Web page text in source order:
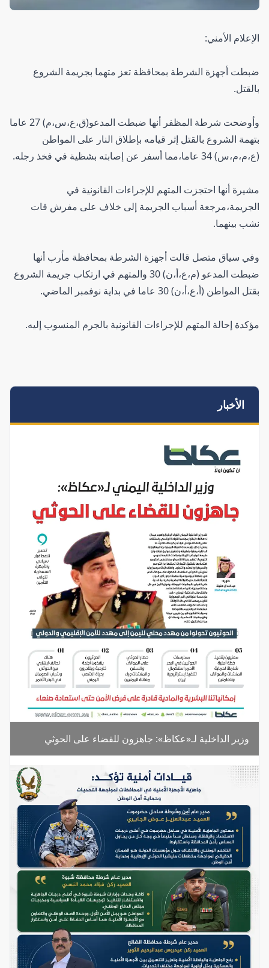
الإعلام الأمني:
ضبطت أجهزة الشرطة بمحافظة تعز متهما بجريمة الشروع
بالقتل.
وأوضحت شرطة المظفر أنها ضبطت المدعو(ق،ع،س،م) 27 عاما
بتهمة الشروع بالقتل إثر قيامه بإطلاق النار على المواطن
(ع،م،م،س) 34 عاما،مما أسفر عن إصابته بشظية في فخذ رجله.
مشيرة أنها احتجزت المتهم للإجراءات القانونية في
الجريمة،مرجعة أسباب الجريمة إلى خلاف على مفرش قات
نشب بينهما.
وفي سياق متصل قالت أجهزة الشرطة بمحافظة مأرب أنها
ضبطت المدعو (م،ع،أ،ن) 30 والمتهم في ارتكاب جريمة الشروع
بقتل المواطن (أ،ع،أ،ن) 30 عاما في بداية نوفمبر الماضي.
مؤكدة إحالة المتهم للإجراءات القانونية بالجرم المنسوب إليه.
الأخبار
وزير الداخلية لـ«عكاظ»: جاهزون للقضاء على الحوثي